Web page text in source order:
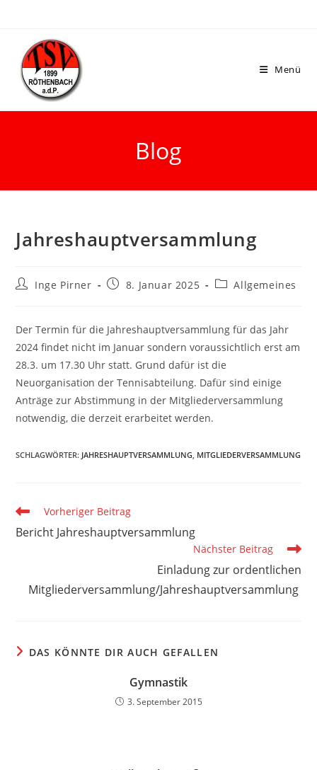
Menü
Blog
Jahreshauptversammlung
Inge Pirner 8. Januar 2025 Allgemeines
Der Termin für die Jahreshauptversammlung für das Jahr
2024 findet nicht im Januar sondern voraussichtlich erst am
28.3. um 17.30 Uhr statt. Grund dafür ist die
Neuorganisation der Tennisabteilung. Dafür sind einige
Anträge zur Abstimmung in der Mitgliederversammlung
notwendig, die derzeit erarbeitet werden.
SCHLAGWÖRTER: JAHRESHAUPTVERSAMMLUNG, MITGLIEDERVERSAMMLUNG
Vorheriger Beitrag
Bericht Jahreshauptversammlung
Nächster Beitrag
Einladung zur ordentlichen
Mitgliederversammlung/Jahreshauptversammlung
DAS KÖNNTE DIR AUCH GEFALLEN
Gymnastik
3. September 2015